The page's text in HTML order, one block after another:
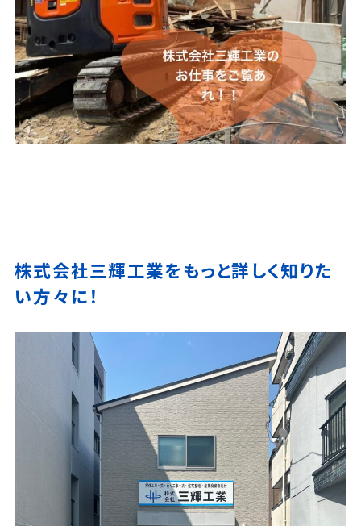
株式会社三輝工業をもっと詳しく知りた
い方々に！